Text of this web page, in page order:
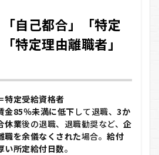
「自己都合」「特定
特定理由離職者」
特定受給資格者
金85％未満に低下して退職、3か
休業後の退職、退職勧奨など、企
職を余儀なくされた場合。給付
い所定給付日数。